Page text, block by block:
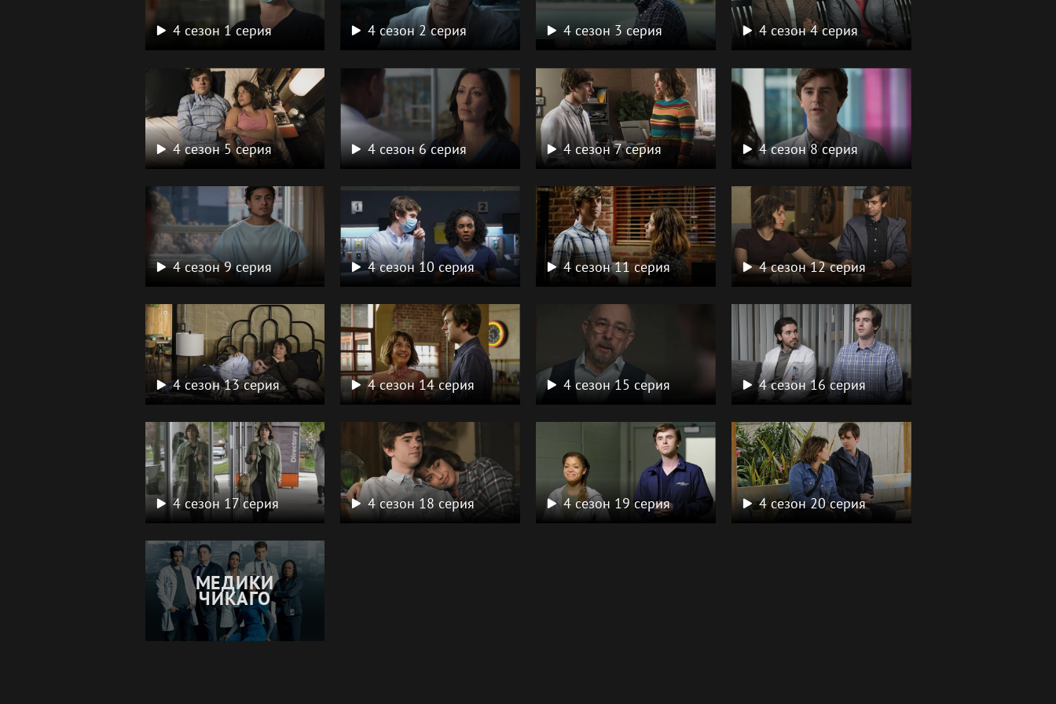
4 сезон 1 серия 4 сезон 2 серия 4 сезон 3 серия 4 сезон 4 серия
4 сезон 5 серия 4 сезон 6 серия 4 сезон 7 серия 4 сезон 8 серия
4 сезон 9 серия 4 сезон 10 серия 4 сезон 11 серия 4 сезон 12 серия
4 сезон 13 серия 4 сезон 14 серия 4 сезон 15 серия 4 сезон 16 серия
4 сезон 17 серия 4 сезон 18 серия 4 сезон 19 серия 4 сезон 20 серия
МЕДИКИ
ЧИКАГО